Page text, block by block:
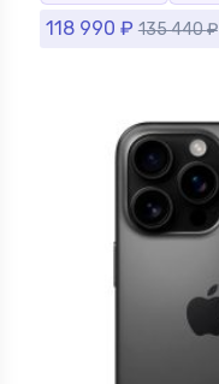
118 990 ₽ 135 440₽